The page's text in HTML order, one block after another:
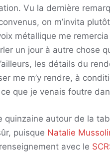
Vu la dernière
on m’invita
métallique me
un jour à autre chose
les détails du
me m’y rendre, à
que je venais foutre
quinzaine autour de la
puisque Natalie
avec le